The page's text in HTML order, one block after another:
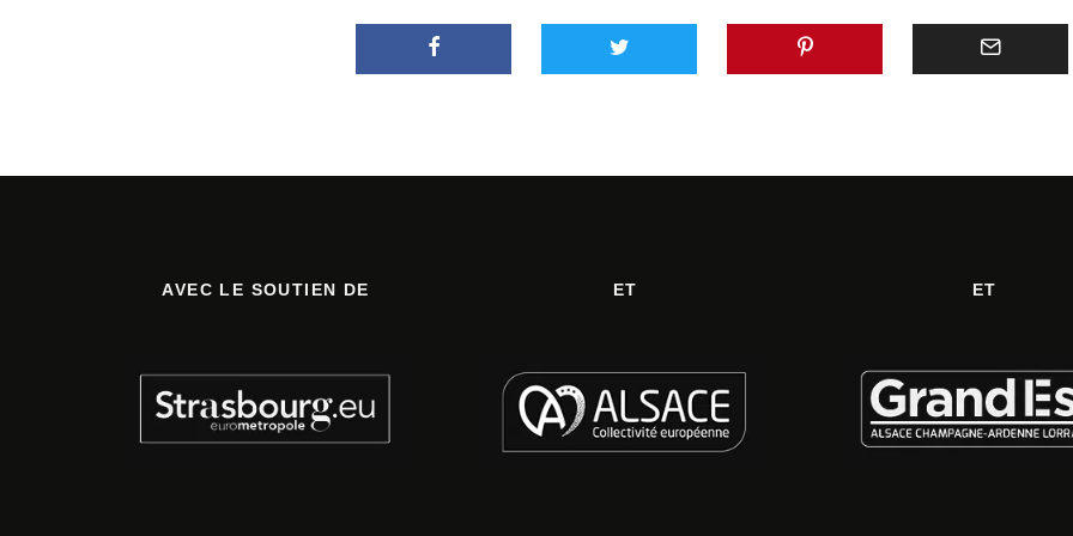
AVEC LE SOUTIEN DE ET ET